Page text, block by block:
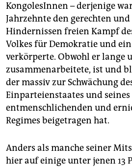
KongolesInnen – derjenige
Jahrzehnte den gerechten
Hindernissen freien Kampf
Volkes für Demokratie und ein
verkörperte. Obwohl er lange
zusammenarbeitete, ist und
der massiv zur Schwächung
Einparteienstaates und seines
entmenschlichenden und
Regimes beigetragen hat.
Anders als manche seiner
hier auf einige unter jenen 13